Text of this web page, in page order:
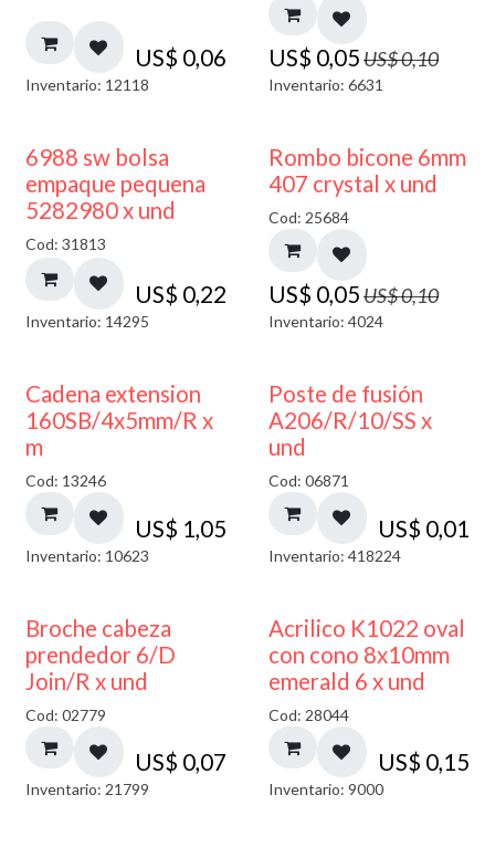
US$ 0,06
Inventario: 12118
US$ 0,05US$0,10
Inventario: 6631
6988 sw bolsa
empaque pequena
5282980 x und
Cod: 31813
US$ 0,22
Inventario: 14295
50% DESCUENTO
Rombo bicone 6mm
407 crystal x und
Cod: 25684
US$ 0,05US$0,10
Inventario: 4024
Cadena extension
160SB/4x5mm/R x
m
Cod: 13246
US$ 1,05
Inventario: 10623
Poste de fusión
A206/R/10/SS x
und
Cod: 06871
US$ 0,01
Inventario: 418224
Broche cabeza
prendedor 6/D
Join/R x und
Cod: 02779
US$ 0,07
Inventario: 21799
Acrilico K1022 oval
con cono 8x10mm
emerald 6 x und
Cod: 28044
US$ 0,15
Inventario: 9000